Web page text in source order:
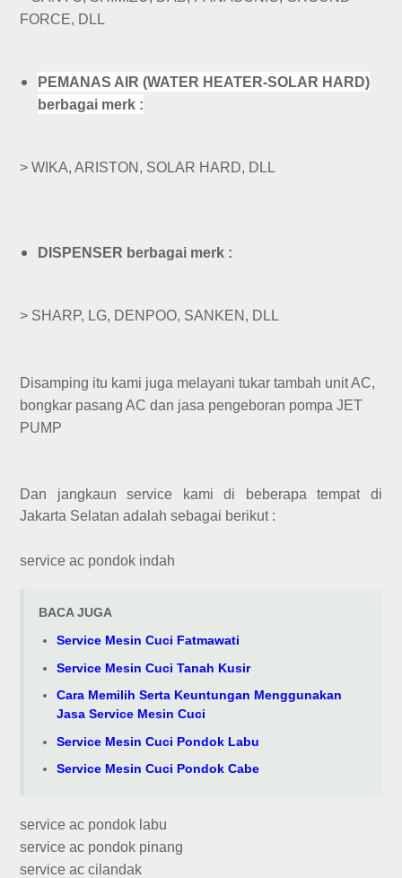
FORCE, DLL
PEMANAS AIR (WATER HEATER-SOLAR HARD)
berbagai merk :
> WIKA, ARISTON, SOLAR HARD, DLL
DISPENSER berbagai merk :
> SHARP, LG, DENPOO, SANKEN, DLL
Disamping itu kami juga melayani tukar tambah unit AC,
bongkar pasang AC dan jasa pengeboran pompa JET
PUMP
Dan jangkaun service kami di beberapa tempat di
Jakarta Selatan adalah sebagai berikut :
service ac pondok indah
BACA JUGA
Service Mesin Cuci Fatmawati
Service Mesin Cuci Tanah Kusir
Cara Memilih Serta Keuntungan Menggunakan
Jasa Service Mesin Cuci
Service Mesin Cuci Pondok Labu
Service Mesin Cuci Pondok Cabe
service ac pondok labu
service ac pondok pinang
service ac cilandak